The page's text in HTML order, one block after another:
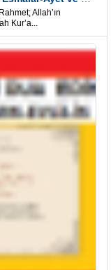
Allah’ın
Kur’a...